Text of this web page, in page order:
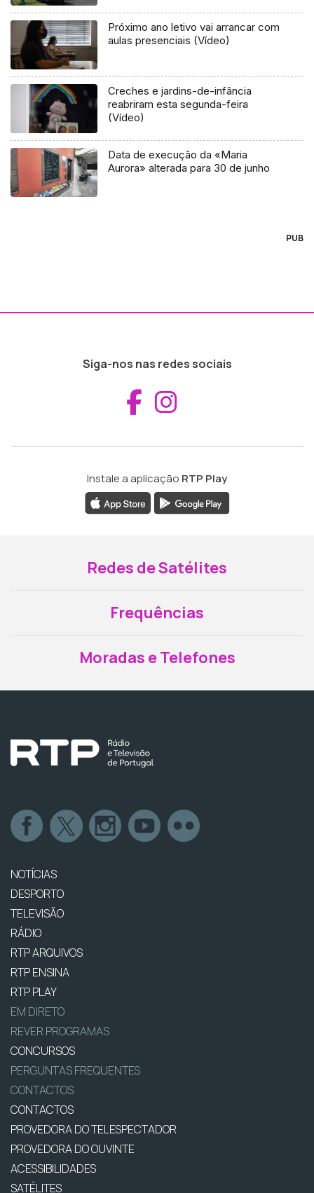
Próximo ano letivo vai arrancar com
aulas presenciais (Vídeo)
Creches e jardins-de-infância
reabriram esta segunda-feira
(Vídeo)
Data de execução da «Maria
Aurora» alterada para 30 de junho
PUB
Siga-nos nas redes sociais
Aceder ao
Instale a aplicação RTP Play
Redes de Satélites
Frequências
Moradas e Telefones
NOTÍCIAS
DESPORTO
TELEVISÃO
RÁDIO
RTP ARQUIVOS
RTP ENSINA
RTP PLAY
EM DIRETO
REVER PROGRAMAS
CONCURSOS
PERGUNTAS FREQUENTES
CONTACTOS
CONTACTOS
PROVEDORA DO TELESPECTADOR
PROVEDORA DO OUVINTE
ACESSIBILIDADES
SATÉLITES